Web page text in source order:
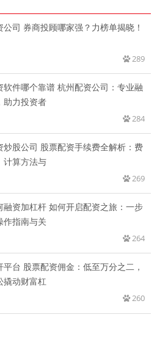
公司 券商投顾哪家强？力榜单揭晓！
289
软件哪个靠谱 杭州配资公司：专业融
助力投资者
284
炒股公司 股票配资手续费全解析：费
计算方法与
269
融资加杠杆 如何开启配资之旅：一步
作指南与关
264
平台 股票配资佣金：低至万分之二，
撬动财富杠
260